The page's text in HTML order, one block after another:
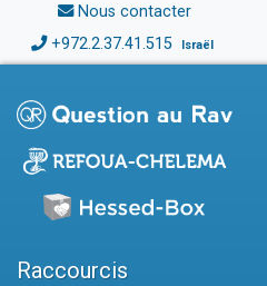
Nous contacter
+972.2.37.41.515 Israël
Raccourcis